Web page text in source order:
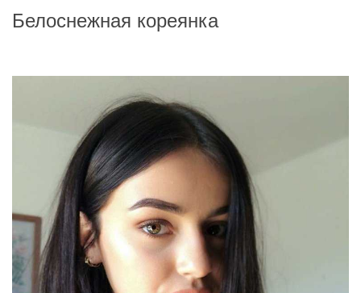
Белоснежная кореянка